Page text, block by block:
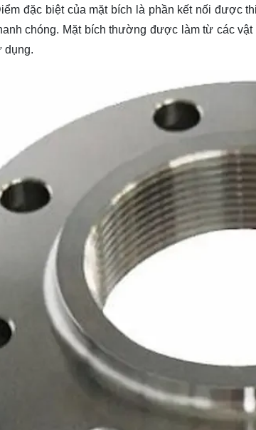
đặc biệt của mặt bích là phần kết nối được
chóng. Mặt bích thường được làm từ các
dụng.